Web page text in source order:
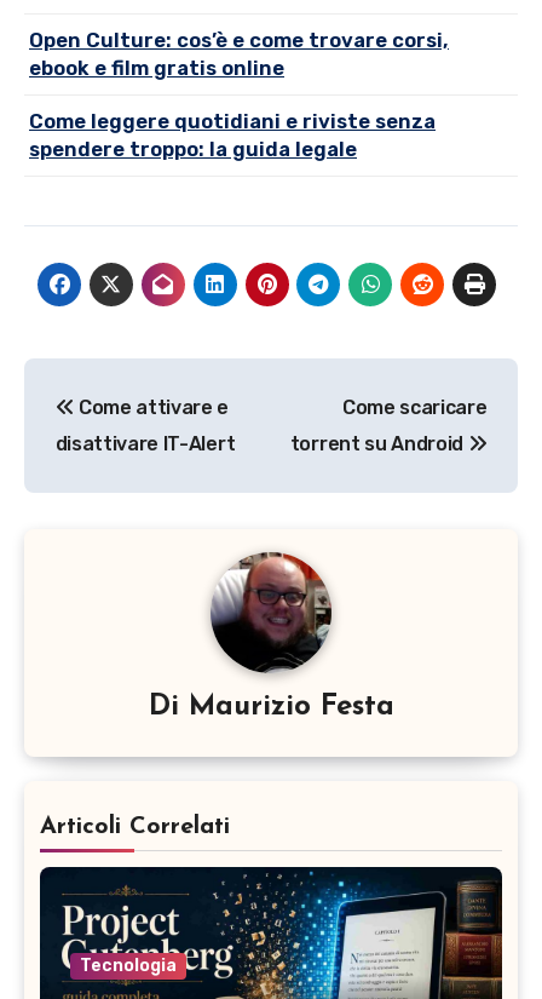
Open Culture: cos’è e come trovare corsi,
ebook e film gratis online
Come leggere quotidiani e riviste senza
spendere troppo: la guida legale
articoli
Come attivare e
disattivare IT-Alert
Come scaricare
torrent su Android
Di Maurizio Festa
Articoli Correlati
Tecnologia